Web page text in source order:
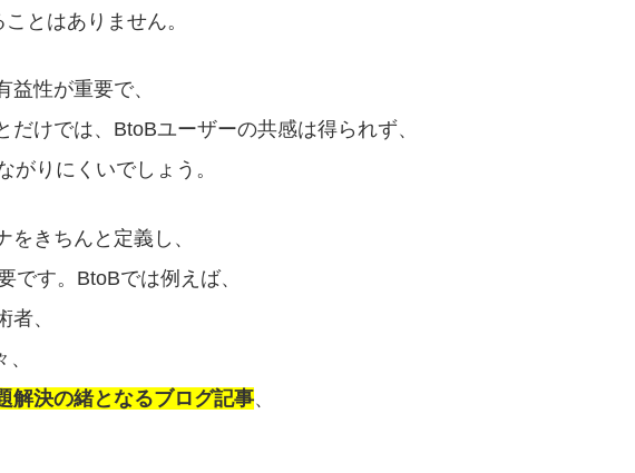
とはありません。
性が重要で、
けでは、BtoBユーザーの共感は得られず、
りにくいでしょう。
きちんと定義し、
です。BtoBでは例えば、
、
解決の緒となるブログ記事、